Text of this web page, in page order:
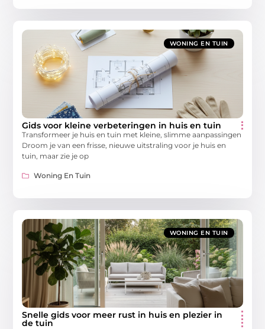
WONING EN TUIN
Gids voor kleine verbeteringen in huis en tuin
Transformeer je huis en tuin met kleine, slimme aanpassingen
Droom je van een frisse, nieuwe uitstraling voor je huis en
tuin, maar zie je op
Woning En Tuin
WONING EN TUIN
Snelle gids voor meer rust in huis en plezier in
de tuin